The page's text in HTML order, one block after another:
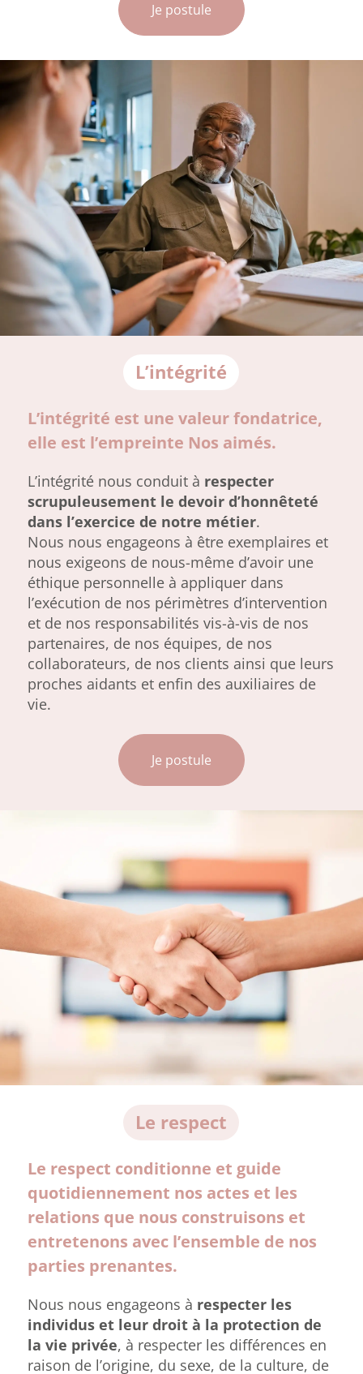
Je postule
L’intégrité
L’intégrité est une valeur fondatrice,
elle est l’empreinte Nos aimés.
L’intégrité nous conduit à respecter
scrupuleusement le devoir d’honnêteté
dans l’exercice de notre métier.
Nous nous engageons à être exemplaires et
nous exigeons de nous-même d’avoir une
éthique personnelle à appliquer dans
l’exécution de nos périmètres d’intervention
et de nos responsabilités vis-à-vis de nos
partenaires, de nos équipes, de nos
collaborateurs, de nos clients ainsi que leurs
proches aidants et enfin des auxiliaires de
vie.
Je postule
Le respect
Le respect conditionne et guide
quotidiennement nos actes et les
relations que nous construisons et
entretenons avec l’ensemble de nos
parties prenantes.
Nous nous engageons à respecter les
individus et leur droit à la protection de
la vie privée, à respecter les différences en
raison de l’origine, du sexe, de la culture, de